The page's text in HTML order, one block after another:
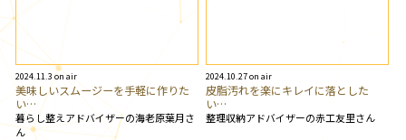
2024.11.3 on air
美味しいスムージーを手軽に作りた
い…
暮らし整えアドバイザーの海老原葉月さ
ん
2024.10.27 on air
皮脂汚れを楽にキレイに落とした
い…
整理収納アドバイザーの赤工友里さん